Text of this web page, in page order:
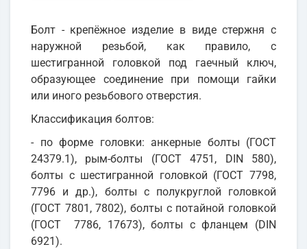
Болт - крепёжное изделие в виде стержня с
наружной резьбой, как правило, с
шестигранной головкой под гаечный ключ,
образующее соединение при помощи гайки
или иного резьбового отверстия.
Классификация болтов:
- по форме головки: анкерные болты (ГОСТ
24379.1), рым-болты (ГОСТ 4751, DIN 580),
болты с шестигранной головкой (ГОСТ 7798,
7796 и др.), болты с полукруглой головкой
(ГОСТ 7801, 7802), болты с потайной головкой
(ГОСТ 7786, 17673), болты с фланцем (DIN
6921).